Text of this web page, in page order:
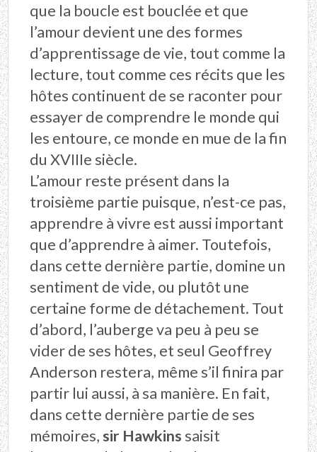
que la boucle est bouclée et que
l’amour devient une des formes
d’apprentissage de vie, tout comme la
lecture, tout comme ces récits que les
hôtes continuent de se raconter pour
essayer de comprendre le monde qui
les entoure, ce monde en mue de la fin
du XVIIIe siècle.
L’amour reste présent dans la
troisième partie puisque, n’est-ce pas,
apprendre à vivre est aussi important
que d’apprendre à aimer. Toutefois,
dans cette dernière partie, domine un
sentiment de vide, ou plutôt une
certaine forme de détachement. Tout
d’abord, l’auberge va peu à peu se
vider de ses hôtes, et seul Geoffrey
Anderson restera, même s’il finira par
partir lui aussi, à sa manière. En fait,
dans cette dernière partie de ses
mémoires, sir Hawkins saisit